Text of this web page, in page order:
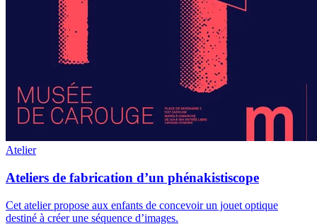
Atelier
Ateliers de fabrication d’un phénakistiscope
Cet atelier propose aux enfants de concevoir un jouet optique
destiné à créer une séquence d’images.